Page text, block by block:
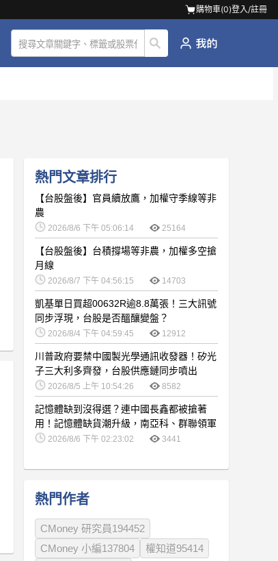
購物車(0)登入/註冊
熱門文章排行
【台股盤後】官員續放鷹，加權守季線等非
農
2026/8/6 下午 05:06:14 25164
【台股盤後】台積撐場等非農，加權多空搶
月線
2026/8/7 下午 04:56:15 14703
凱基單日買超00632R逾8.8萬張！三大訊號
同步浮現，台股是否醞釀變盤？
2026/8/4 下午 04:59:45 12912
川普政府要禁中國製光學通訊收發器！矽光
子三大利多齊發，台股供應鏈同步噴出
2026/8/5 上午 10:54:26 8582
記憶體缺到沒得選？連中國長鑫都被搶著
用！記憶體缺貨潮升級，南亞科、群聯領軍
噴發2026/8/6 下午 02:23:02 3441
熱門作者
CMoney 研究員194452
CMoney 小編137804
權知道95414